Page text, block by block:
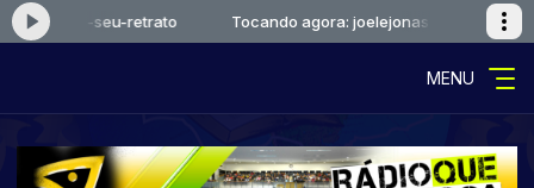
o-seu-retrato Tocando agora: joelejonas-o-seu-retrato
MENU